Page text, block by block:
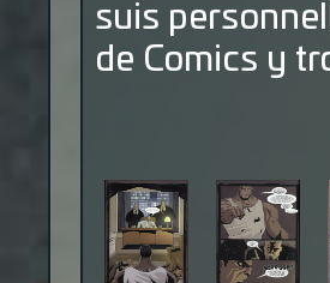
suis
de Comics y